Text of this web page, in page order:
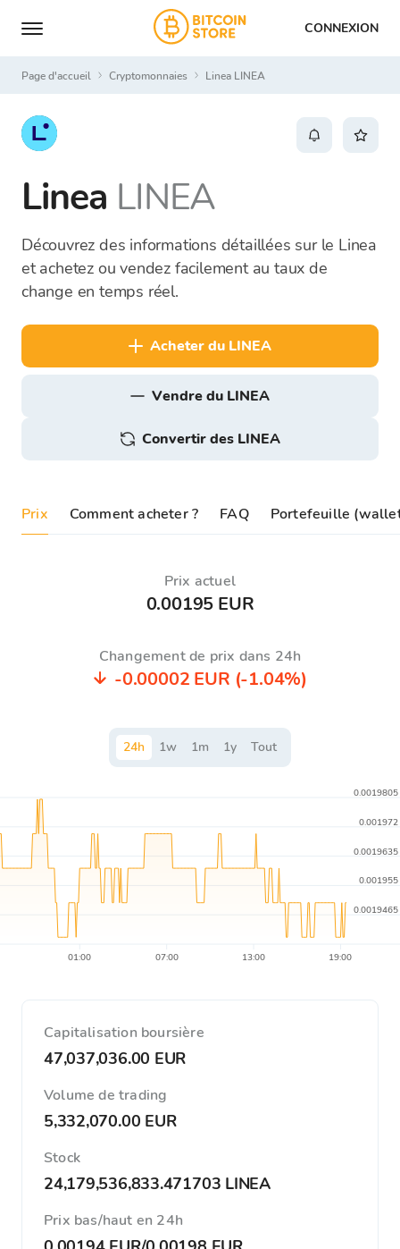
CONNEXION
Page d'accueil Cryptomonnaies Linea LINEA
Linea LINEA
Découvrez des informations détaillées sur le Linea
et achetez ou vendez facilement au taux de
change en temps réel.
acheter du LINEA
vendre du LINEA
Convertir des LINEA
Prix Comment acheter ? FAQ Portefeuille
Prix ​​actuel
0.00195 EUR
Changement de prix dans 24h
-0.00002 EUR (-1.04%)
24h 1w 1m 1y Tout
01:00 07:00 13:00 19:00
0.0019465
0.001955
0.0019635
0.001972
0.0019805
Capitalisation boursière
47,037,036.00 EUR
Volume de trading
5,332,070.00 EUR
Stock
24,179,536,833.471703 LINEA
Prix ​​bas/haut en 24h